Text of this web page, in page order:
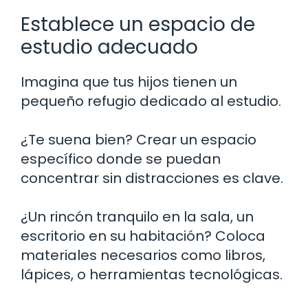
Establece un espacio de
estudio adecuado
Imagina que tus hijos tienen un
pequeño refugio dedicado al estudio.
¿Te suena bien? Crear un espacio
específico donde se puedan
concentrar sin distracciones es clave.
¿Un rincón tranquilo en la sala, un
escritorio en su habitación? Coloca
materiales necesarios como libros,
lápices, o herramientas tecnológicas.